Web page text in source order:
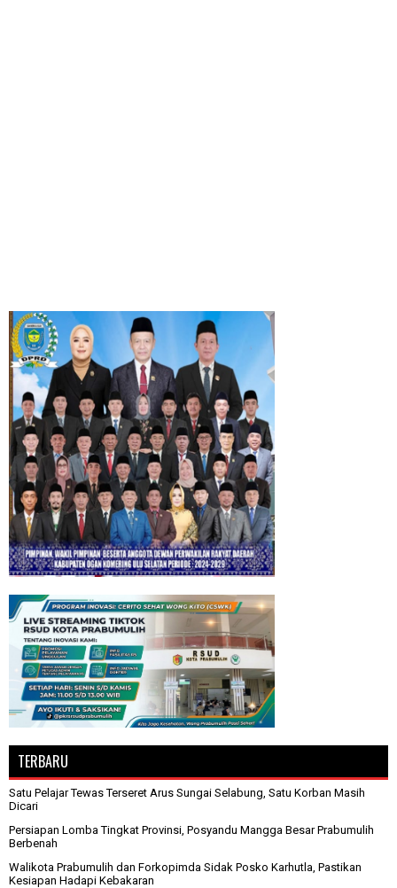
TERBARU
Satu Pelajar Tewas Terseret Arus Sungai Selabung, Satu Korban Masih
Dicari
Persiapan Lomba Tingkat Provinsi, Posyandu Mangga Besar Prabumulih
Berbenah
Walikota Prabumulih dan Forkopimda Sidak Posko Karhutla, Pastikan
Kesiapan Hadapi Kebakaran